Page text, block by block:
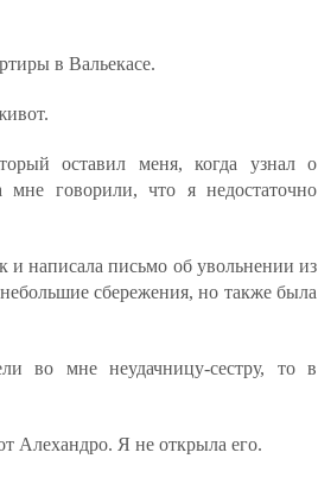
в Вальекасе.
оставил меня, когда узнал о
мне говорили, что я недостаточно
и написала письмо об увольнении из
сбережения, но также была
во мне неудачницу-сестру, то в
Алехандро. Я не открыла его.